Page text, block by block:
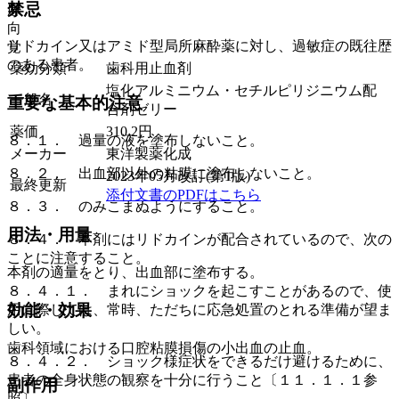
禁忌
リドカイン又はアミド型局所麻酔薬に対し、過敏症の既往歴
のある患者。
重要な基本的注意
８．１． 過量の液を塗布しないこと。
８．２． 出血部以外の粘膜に塗布しないこと。
８．３． のみこまぬようにすること。
８．４． 本剤にはリドカインが配合されているので、次の
ことに注意すること。
８．４．１． まれにショックを起こすことがあるので、使
用に際しては、常時、ただちに応急処置のとれる準備が望ま
しい。
８．４．２． ショック様症状をできるだけ避けるために、
患者の全身状態の観察を十分に行うこと〔１１．１．１参
麻
向
覚
薬効分類
歯科用止血剤
一般名
塩化アルミニウム・セチルピリジニウム配
合剤ゼリー
薬価
310.2円
メーカー
東洋製薬化成
最終更新
2023年05月改訂(第1版)
添付文書のPDFはこちら
用法・用量
本剤の適量をとり、出血部に塗布する。
効能・効果
歯科領域における口腔粘膜損傷の小出血の止血。
副作用